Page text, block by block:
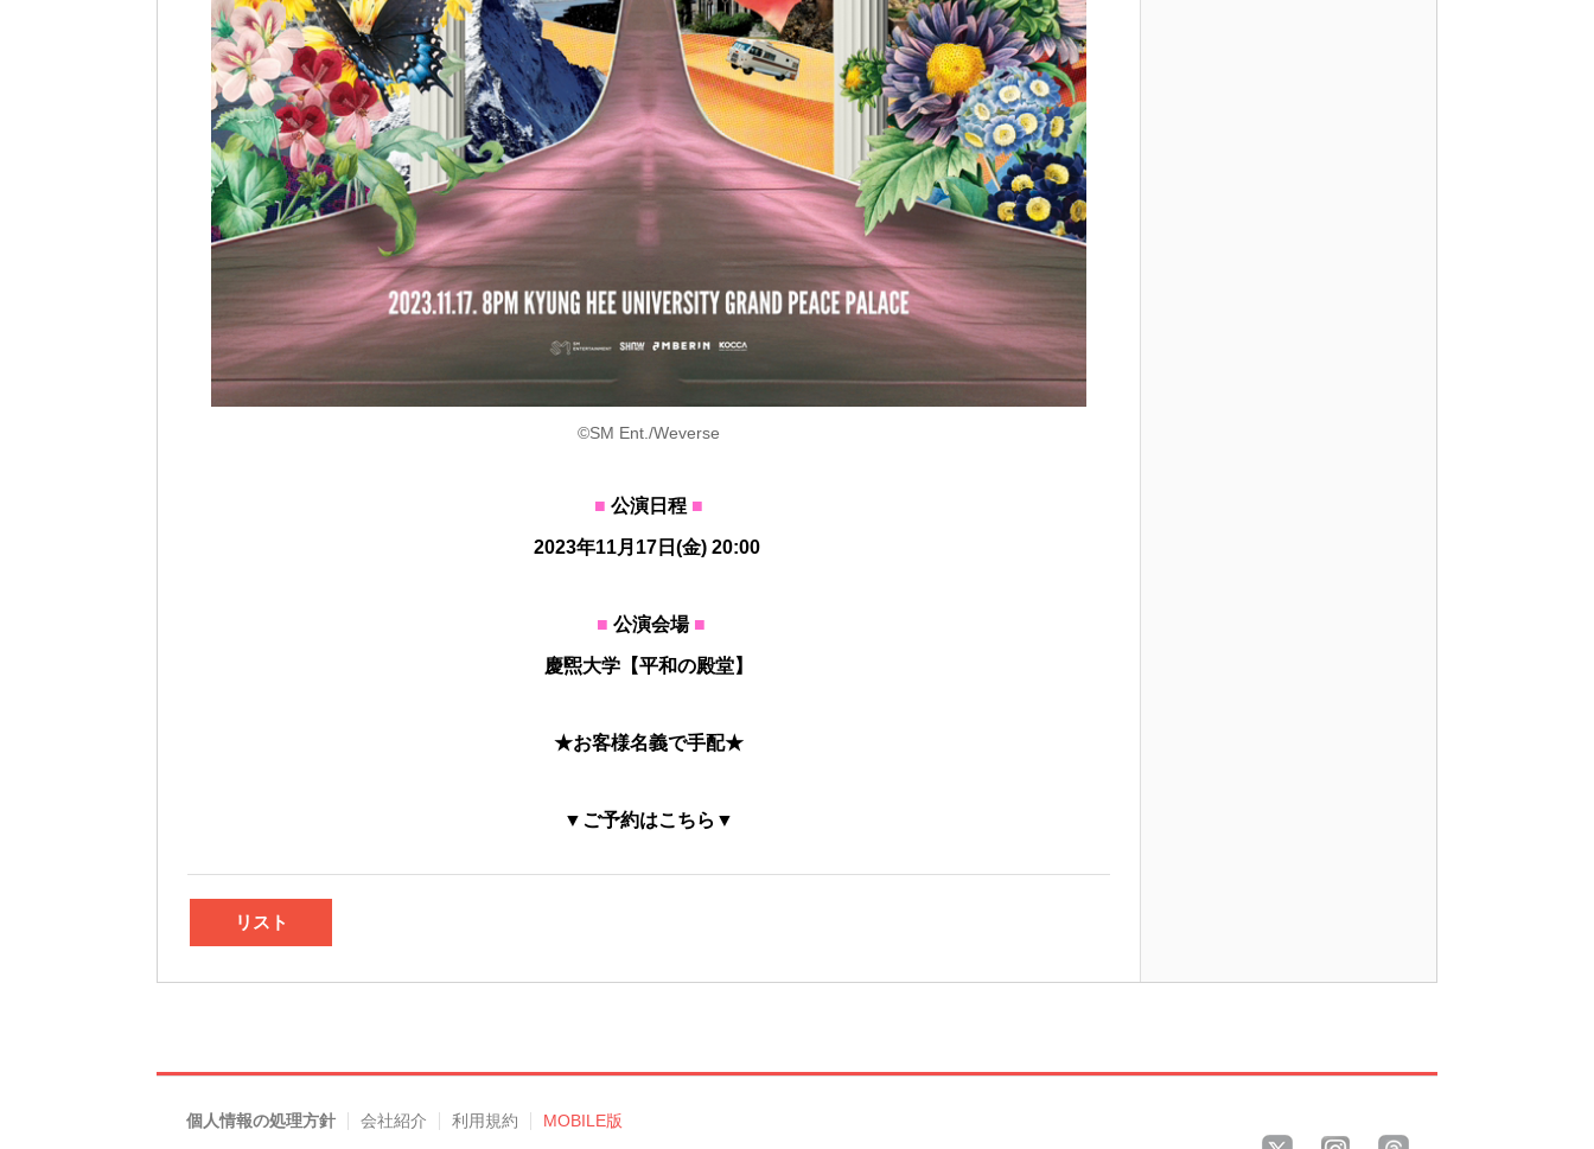
©SM Ent./Weverse
■ 公演日程 ■
2023年11月17日(金) 20:00
■ 公演会場 ■
慶煕大学【平和の殿堂】
★お客様名義で手配★
▼ご予約はこちら▼
リスト
個人情報の処理方針 会社紹介 利用規約 MOBILE版